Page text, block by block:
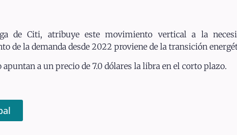
de Citi, atribuye este movimiento vertical a la
de la demanda desde 2022 proviene de la transición
a un precio de 7.0 dólares la libra en el corto plazo.